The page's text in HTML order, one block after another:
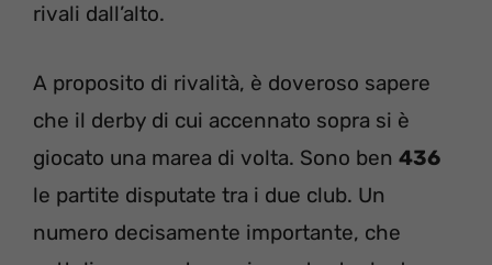
rivali dall’alto.
A proposito di rivalità, è doveroso sapere
che il derby di cui accennato sopra si è
giocato una marea di volta. Sono ben 436
le partite disputate tra i due club. Un
numero decisamente importante, che